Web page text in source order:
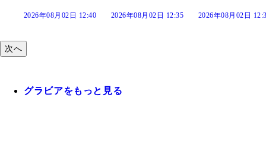
2026年08月02日 12:35 2026年08月02日 12:30 2026年08月02日
次へ
グラビアをもっと見る